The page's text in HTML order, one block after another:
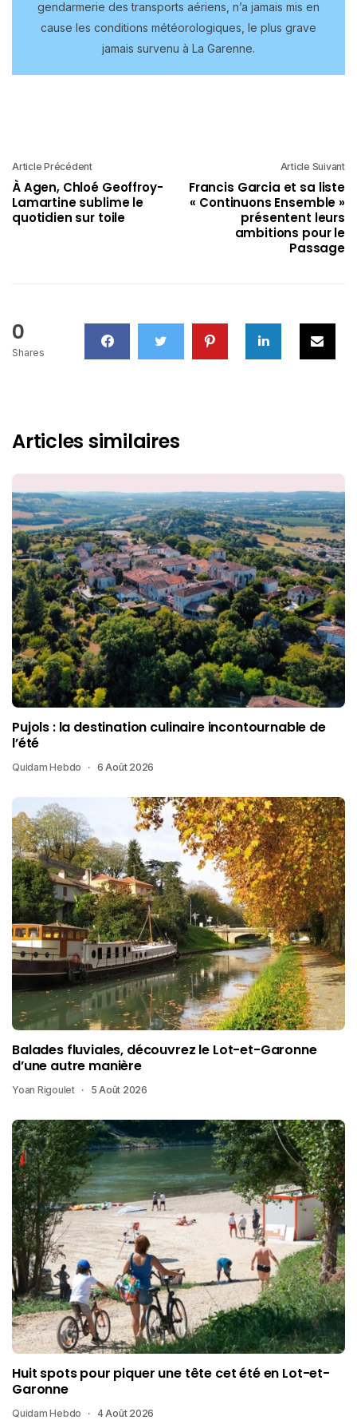
gendarmerie des transports aériens, n’a jamais mis en
cause les conditions météorologiques, le plus grave
jamais survenu à La Garenne.
Article Précédent
À Agen, Chloé Geoffroy-
Lamartine sublime le
quotidien sur toile
Article Suivant
Francis Garcia et sa liste
« Continuons Ensemble »
présentent leurs
ambitions pour le
Passage
0
Shares
Articles similaires
Pujols : la destination culinaire incontournable de
l’été
Quidam Hebdo 6 Août 2026
Balades fluviales, découvrez le Lot-et-Garonne
d’une autre manière
Yoan Rigoulet 5 Août 2026
Huit spots pour piquer une tête cet été en Lot-et-
Garonne
Quidam Hebdo 4 Août 2026